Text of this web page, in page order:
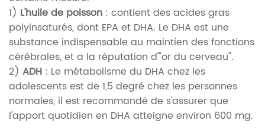
1) L'huile de poisson : contient des acides gras
polyinsaturés, dont EPA et DHA. Le DHA est une
substance indispensable au maintien des fonctions
cérébrales, et a la réputation d'"or du cerveau".
2) ADH : Le métabolisme du DHA chez les
adolescents est de 1,5 degré chez les personnes
normales, il est recommandé de s'assurer que
l'apport quotidien en DHA atteigne environ 600 mg.